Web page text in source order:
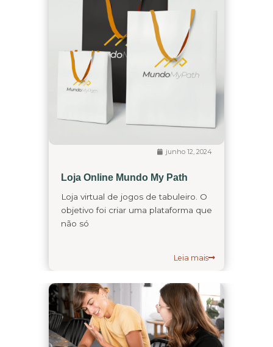
junho 12, 2024
Loja Online Mundo My Path
Loja virtual de jogos de tabuleiro. O
objetivo foi criar uma plataforma que
não só
Leia mais